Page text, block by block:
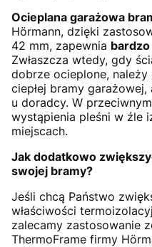
Ocieplana garażowa
Hörmann, dzięki
42 mm, zapewnia
Zwłaszcza wtedy, gdy
dobrze ocieplone,
ciepłej bramy
u doradcy. W
wystąpienia pleśni w źle
miejscach.
Jak dodatkowo
swojej bramy?
Jeśli chcą Państwo
właściwości
zalecamy zastosowanie
ThermoFrame firmy